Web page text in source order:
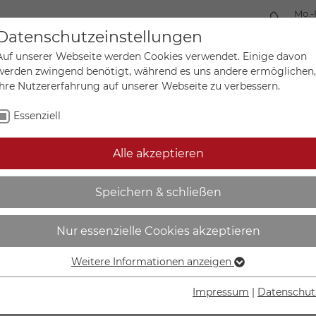
Mein
Sonderanfertigungen
benutzen -
IN DEN
Lieferzeit
unserer Webseite werden Cookies verwendet. Einige davon
zwingend benötigt, während es uns andere ermöglichen,
Nutzererfahrung auf unserer Webseite zu verbessern.
Essenziell
Alle akzeptieren
Speichern & schließen
Nur essenzielle Cookies akzeptieren
Essenzielle Cookies werden für grundlegende Funktionen der
Weitere Informationen anzeigen
Impressum